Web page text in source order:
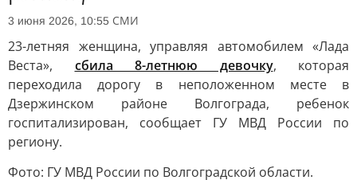
3 июня 2026, 10:55 СМИ
23-летняя женщина, управляя автомобилем «Лада
Веста», сбила 8-летнюю девочку, которая
переходила дорогу в неположенном месте в
Дзержинском районе Волгограда, ребенок
госпитализирован, сообщает ГУ МВД России по
региону.
Фото: ГУ МВД России по Волгоградской области.